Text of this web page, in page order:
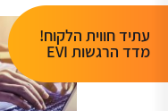
עתיד חווית הלקוח!
מדד הרגשות EVI